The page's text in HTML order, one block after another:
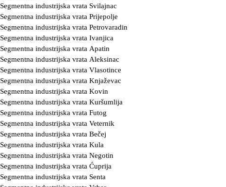
Segmentna industrijska vrata Svilajnac
Segmentna industrijska vrata Prijepolje
Segmentna industrijska vrata Petrovaradin
Segmentna industrijska vrata Ivanjica
Segmentna industrijska vrata Apatin
Segmentna industrijska vrata Aleksinac
Segmentna industrijska vrata Vlasotince
Segmentna industrijska vrata Knjaževac
Segmentna industrijska vrata Kovin
Segmentna industrijska vrata Kuršumlija
Segmentna industrijska vrata Futog
Segmentna industrijska vrata Veternik
Segmentna industrijska vrata Bečej
Segmentna industrijska vrata Kula
Segmentna industrijska vrata Negotin
Segmentna industrijska vrata Ćuprija
Segmentna industrijska vrata Senta